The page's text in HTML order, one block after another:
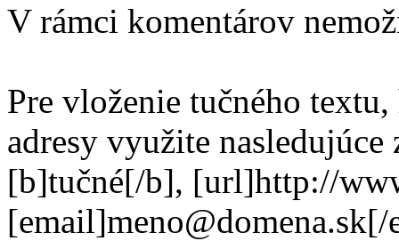
V rámci komentárov
Pre vloženie tučného
adresy využite nasledujúce
[b]tučné[/b], [url]http://